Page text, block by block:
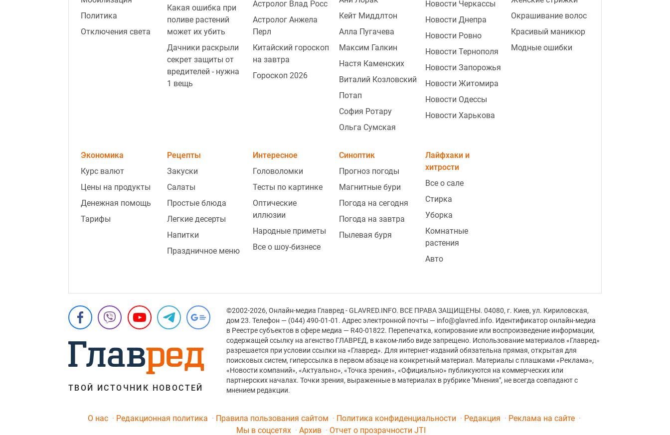
Политика
Отключения света
Какая ошибка при
поливе растений
может их убить
Дачники раскрыли
секрет защиты от
вредителей - нужна
1 вещь
Астролог Влад Росс
Астролог Анжела
Перл
Китайский гороскоп
на завтра
Гороскоп 2026
Кейт Миддлтон
Алла Пугачева
Максим Галкин
Настя Каменских
Виталий Козловский
Потап
София Ротару
Ольга Сумская
Новости Черкассы
Новости Днепра
Новости Ровно
Новости Тернополя
Новости Запорожья
Новости Житомира
Новости Одессы
Новости Харькова
Окрашивание волос
Красивый маникюр
Модные ошибки
Экономика
Курс валют
Цены на продукты
Денежная помощь
Тарифы
Рецепты
Закуски
Салаты
Простые блюда
Легкие десерты
Напитки
Праздничное меню
Интересное
Головоломки
Тесты по картинке
Оптические
иллюзии
Народные приметы
Все о шоу-бизнесе
Синоптик
Прогноз погоды
Магнитные бури
Погода на сегодня
Погода на завтра
Пылевая буря
Лайфхаки и
хитрости
Все о сале
Стирка
Уборка
Комнатные
растения
Авто
ТВОЙ ИСТОЧНИК НОВОСТЕЙ
©2002-2026, Онлайн-медиа Главред - GLAVRED.INFO. ВСЕ ПРАВА ЗАЩИЩЕНЫ. 04080, г. Киев, ул. Кириловская,
дом 23. Телефон — (044) 490-01-01. Адрес электронной почты — info@glavred.info. Идентификатор онлайн-медиа
в Реестре cубъектов в сфере медиа — R40-01822. Перепечатка, копирование или воспроизведение информации,
содержащей ссылку на агенство ГЛАВРЕД, в каком-либо виде запрещено. Использование материалов «Главред»
разрешается при условии ссылки на «Главред». Для интернет-изданий обязательна прямая, открытая для
поисковых систем, гиперссылка в первом абзаце на конкретный материал. Материалы с плашками «Реклама»,
«Новости компаний», «Актуально», «Точка зрения», «Официально» публикуются на коммерческих или
партнерских началах. Точки зрения, выраженные в материалах в рубрике "Мнения", не всегда совпадают с
мнением редакции.
O нас Редакционная политика Правила пользования сайтом Политика конфиденциальности Редакция
Реклама на сайте
Мы в соцсетях
Архив Отчет о прозрачности JTI